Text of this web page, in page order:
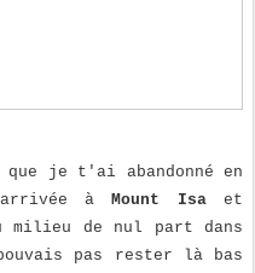
je t'ai abandonné en
arrivée àMount Isaet
milieu de nul part dans
pas rester là bas